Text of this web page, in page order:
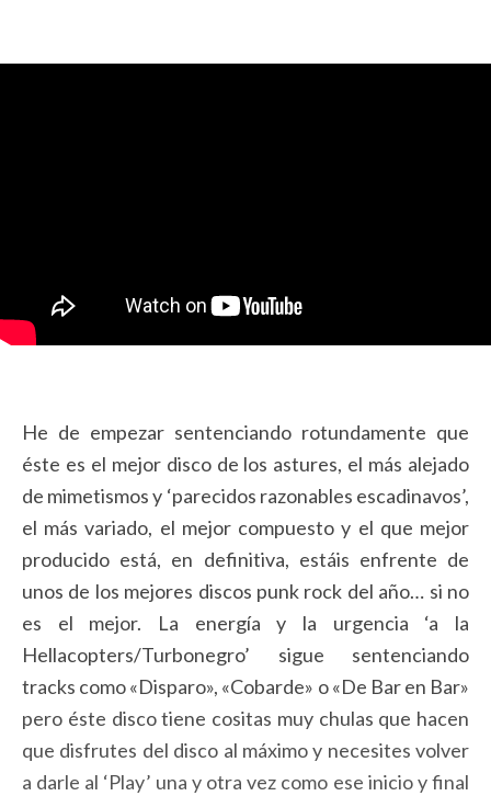
He de empezar sentenciando rotundamente que
éste es el mejor disco de los astures, el más alejado
de mimetismos y ‘parecidos razonables escadinavos’,
el más variado, el mejor compuesto y el que mejor
producido está, en definitiva, estáis enfrente de
unos de los mejores discos punk rock del año… si no
es el mejor. La energía y la urgencia ‘a la
Hellacopters/Turbonegro’ sigue sentenciando
tracks como «Disparo», «Cobarde» o «De Bar en Bar»
pero éste disco tiene cositas muy chulas que hacen
que disfrutes del disco al máximo y necesites volver
a darle al ‘Play’ una y otra vez como ese inicio y final